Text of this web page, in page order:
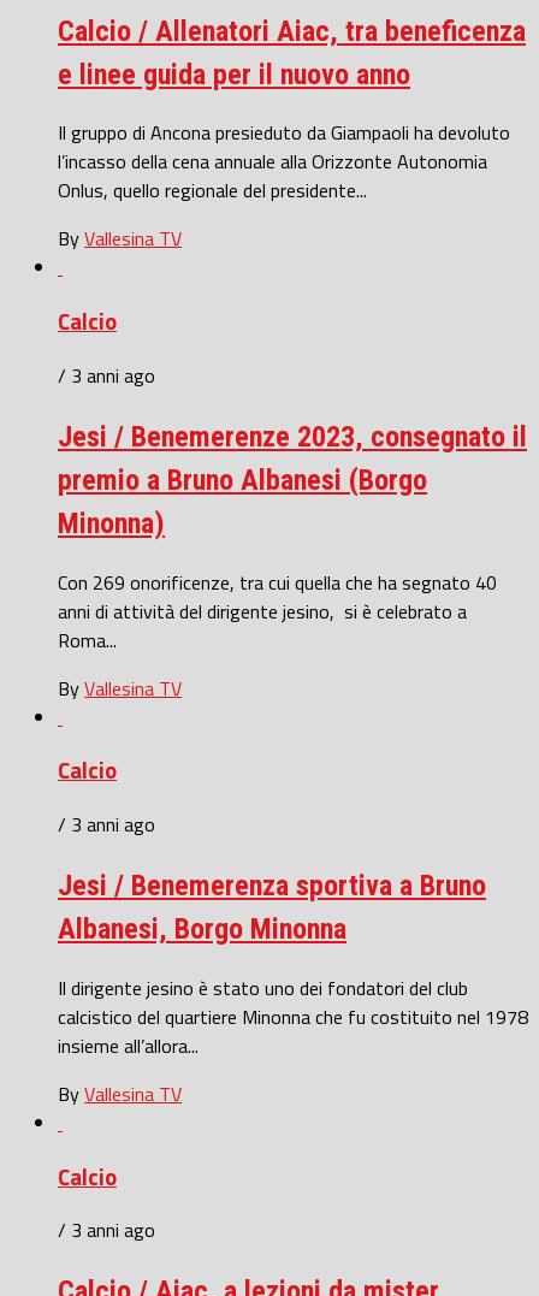
Calcio / Allenatori Aiac, tra beneficenza
e linee guida per il nuovo anno
Il gruppo di Ancona presieduto da Giampaoli ha devoluto
l’incasso della cena annuale alla Orizzonte Autonomia
Onlus, quello regionale del presidente...
ByVallesina TV
Calcio
/ 3 anni ago
Jesi / Benemerenze 2023, consegnato il
premio a Bruno Albanesi (Borgo
Minonna)
Con 269 onorificenze, tra cui quella che ha segnato 40
anni di attività del dirigente jesino, si è celebrato a
Roma...
ByVallesina TV
Calcio
/ 3 anni ago
Jesi / Benemerenza sportiva a Bruno
Albanesi, Borgo Minonna
Il dirigente jesino è stato uno dei fondatori del club
calcistico del quartiere Minonna che fu costituito nel 1978
insieme all’allora...
ByVallesina TV
Calcio
/ 3 anni ago